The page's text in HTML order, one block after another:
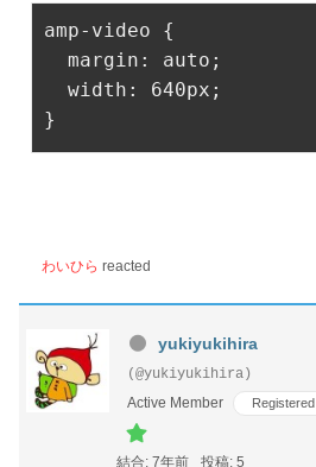
amp-video {
margin : auto;
width : 640px ;
}
わいひら reacted
yukiyukihira
(@yukiyukihira)
Active Member
Registered
結合: 7年前 投稿: 5